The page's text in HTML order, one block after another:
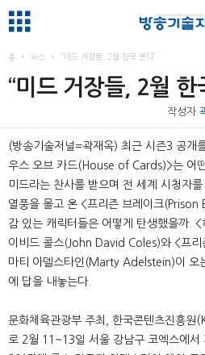
홈 뉴스 “미드 거장들, 2월 한국 온다”
“미드 거장들, 2월 한
작성자
(방송기술저널=곽재옥) 최근 시즌3 공개
우스 오브 카드(House of Cards)>는 어
미드라는 찬사를 받으며 전 세계 시청자
열풍을 몰고 온 <프리즌 브레이크(Prison
감 있는 캐릭터들은 어떻게 탄생했을까.
이비드 콜스(John David Coles)와 <프리
마티 아델스타인(Marty Adelstein)이 오
에 답을 내놓는다.
문화체육관광부 주최, 한국콘텐츠진흥원
로 2월 11~13일 서울 강남구 코엑스에서